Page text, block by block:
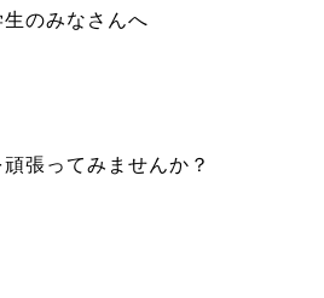
のみなさんへ
張ってみませんか？